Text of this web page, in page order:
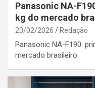
Panasonic NA-
kg do mercado
20/02/2026 Redação
Panasonic NA-F190:
mercado brasileiro